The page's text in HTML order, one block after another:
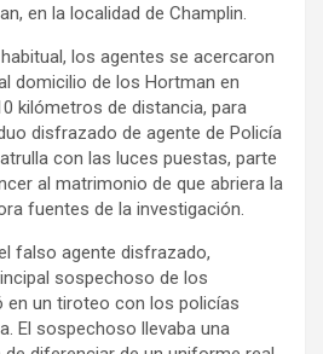
en la localidad de Champlin.
los agentes se acercaron
domicilio de los Hortman en
kilómetros de distancia, para
disfrazado de agente de Policía
con las luces puestas, parte
al matrimonio de que abriera la
fuentes de la investigación.
falso agente disfrazado,
sospechoso de los
en un tiroteo con los policías
El sospechoso llevaba una